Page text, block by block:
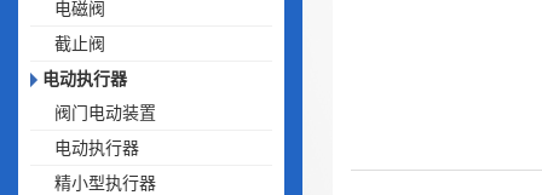
电磁阀
截止阀
电动执行器
阀门电动装置
电动执行器
精小型执行器